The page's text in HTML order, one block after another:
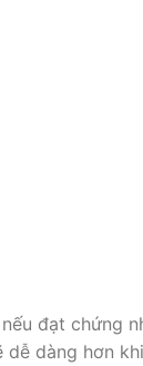
đạt chứng
dễ dàng hơn